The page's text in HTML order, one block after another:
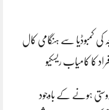
کی کمبوڈیا سے ہنگامی کال
ہونے کے باوجود